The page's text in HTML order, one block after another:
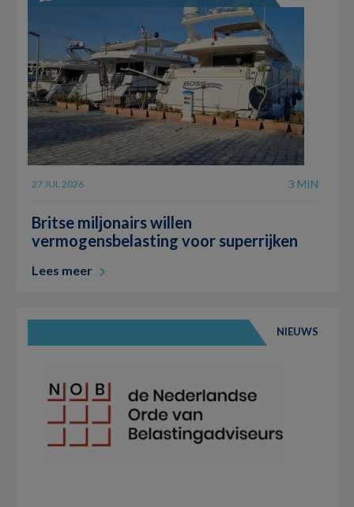
27 JUL 2026 3 MIN
Britse miljonairs willen
vermogensbelasting voor superrijken
Lees meer
NIEUWS